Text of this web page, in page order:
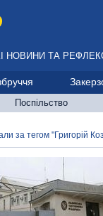
НОВИНИ ТА
Поспільство
за тегом "Григорій